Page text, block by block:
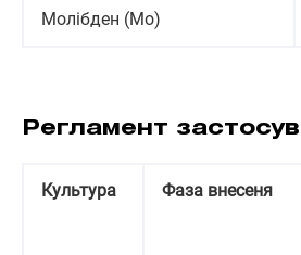
Молібден (Mo)
Регламент
Культура Фаза внесеня